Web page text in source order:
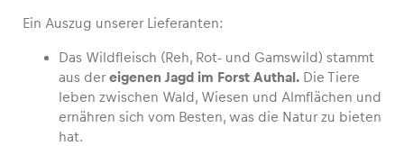
Fahrzeug
Alle anzeigen
Ein Auszug unserer Lieferanten:
Das Wildfleisch (Reh, Rot- und Gamswild) stammt
aus dereigenen Jagd im Forst Authal. Die Tiere
leben zwischen Wald, Wiesen und Almflächen und
ernähren sich vom Besten, was die Natur zu bieten
hat.